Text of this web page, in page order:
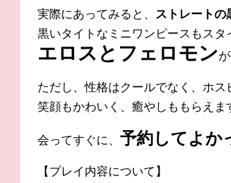
実際にあってみると、 ストレートの
黒いタイトなミニワンピースもスタ
エロスとフェロモン
ただし、性格はクールでなく、ホス
笑顔もかわいく、癒やしももらえま
会ってすぐに、 予約してよ か
【プレイ内容について】